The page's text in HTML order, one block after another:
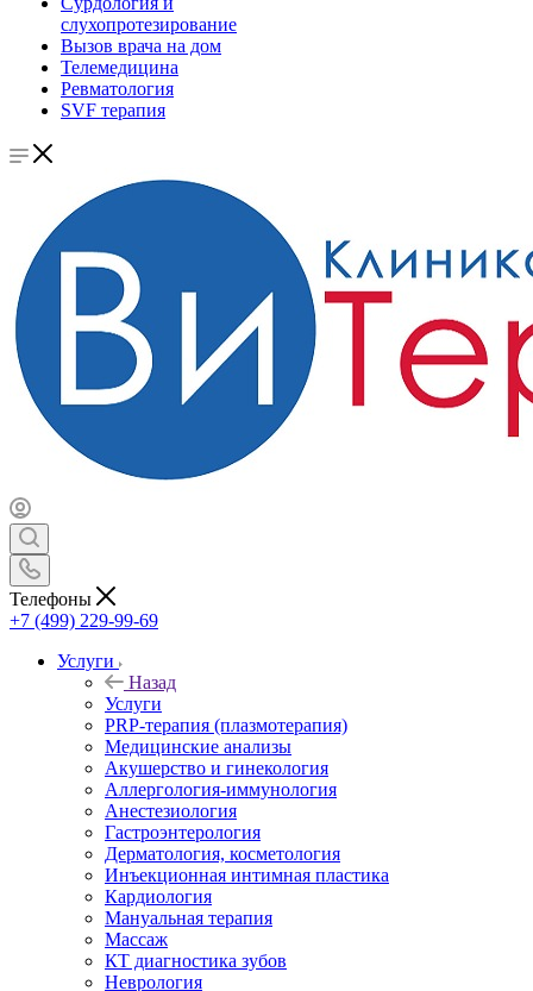
слухопротезирование
Вызов врача на дом
Телемедицина
Ревматология
SVF терапия
Телефоны
+7 (499) 229-99-69
Услуги
Назад
Услуги
PRP-терапия (плазмотерапия)
Медицинские анализы
Акушерство и гинекология
Аллергология-иммунология
Анестезиология
Гастроэнтерология
Дерматология, косметология
Инъекционная интимная пластика
Кардиология
Мануальная терапия
Массаж
КТ диагностика зубов
Неврология